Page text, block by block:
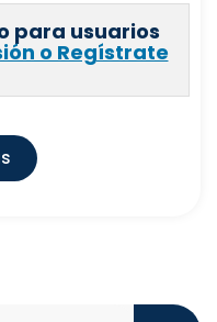
para usuarios
o Regístrate